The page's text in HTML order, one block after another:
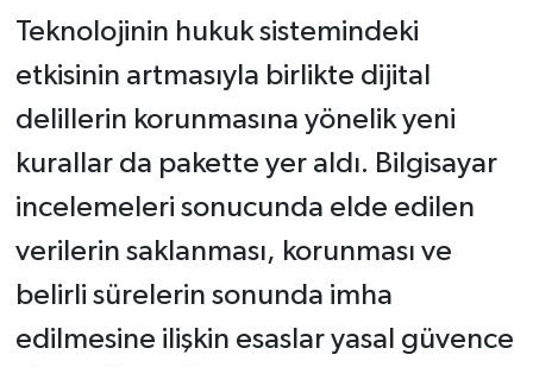
Teknolojinin hukuk sistemindeki
etkisinin artmasıyla birlikte dijital
delillerin korunmasına yönelik yeni
kurallar da pakette yer aldı. Bilgisayar
incelemeleri sonucunda elde edilen
verilerin saklanması, korunması ve
belirli sürelerin sonunda imha
edilmesine ilişkin esaslar yasal güvence